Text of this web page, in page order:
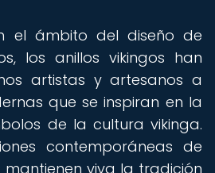
el ámbito del diseño de
los anillos vikingos han
artistas y artesanos a
que se inspiran en la
de la cultura vikinga.
contemporáneas de
mantienen viva la tradición